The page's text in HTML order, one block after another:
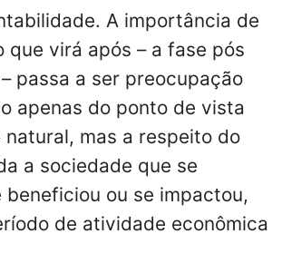
A importância de
que virá após – a fase pós
passa a ser preocupação
apenas do ponto de vista
natural, mas a respeito do
a sociedade que se
beneficiou ou se impactou,
de atividade econômica